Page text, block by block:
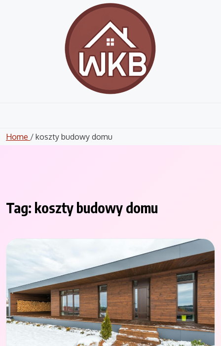
Home / koszty budowy domu
Tag: koszty budowy domu